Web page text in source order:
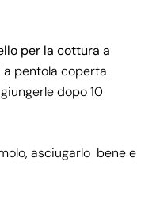
per la cottura a
pentola coperta.
dopo 10
asciugarlo bene e